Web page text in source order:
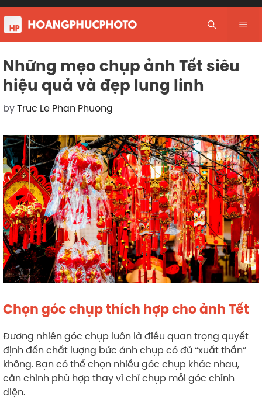
Skip
to
content
Những mẹo chụp ảnh Tết siêu
hiệu quả và đẹp lung linh
byTruc Le Phan Phuong
Chọn góc chụp thích hợp cho ảnh Tết
Đương nhiên góc chụp luôn là điều quan trọng quyết
định đến chất lượng bức ảnh chụp có đủ “xuất thần”
không. Bạn có thể chọn nhiều góc chụp khác nhau,
căn chỉnh phù hợp thay vì chỉ chụp mỗi góc chính
diện.